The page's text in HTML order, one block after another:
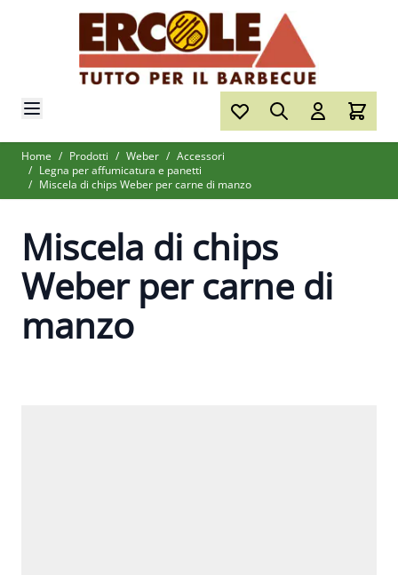
Salta al contenuto
Home / Prodotti / Weber / Accessori
/ Legna per affumicatura e panetti
/ Miscela di chips Weber per carne di manzo
Miscela di chips
Weber per carne di
manzo